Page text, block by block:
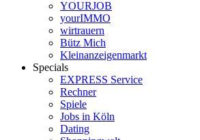
YOURJOB
yourIMMO
wirtrauern
Bütz Mich
Kleinanzeigenmarkt
Specials
EXPRESS Service
Rechner
Spiele
Jobs in Köln
Dating